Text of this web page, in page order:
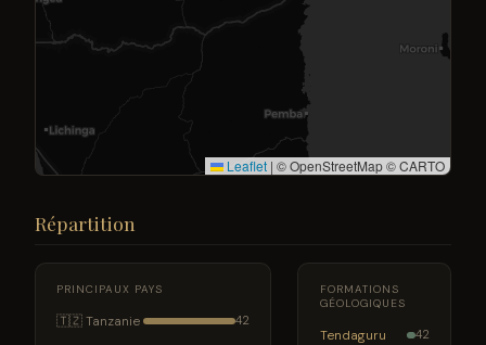
Leaflet | © OpenStreetMap © CARTO
Répartition
PRINCIPAUX PAYS
🇹🇿 Tanzanie 42
FORMATIONS
GÉOLOGIQUES
Tendaguru 42